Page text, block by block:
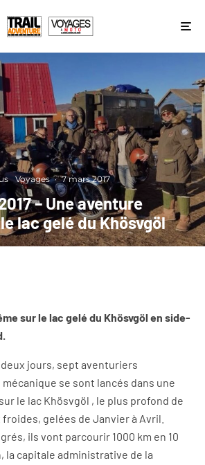
Voyages · 7 mars 2017
– Une aventure
lac gelé du Khösvgöl
sur le lac gelé du Khösvgöl en side-
deux jours, sept aventuriers
se sont lancés dans une
le lac Khösvgöl , le plus profond de
gelées de Janvier à Avril.
ils vont parcourir 1000 km en 10
la capitale administrative de la